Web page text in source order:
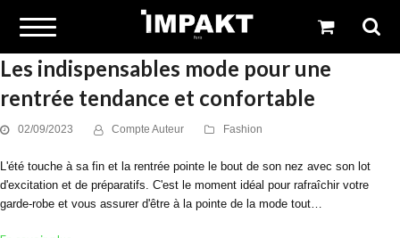
Les indispensables mode pour une
rentrée tendance et confortable
02/09/2023 Compte Auteur Fashion
L'été touche à sa fin et la rentrée pointe le bout de son nez avec son lot
d'excitation et de préparatifs. C'est le moment idéal pour rafraîchir votre
garde-robe et vous assurer d'être à la pointe de la mode tout…